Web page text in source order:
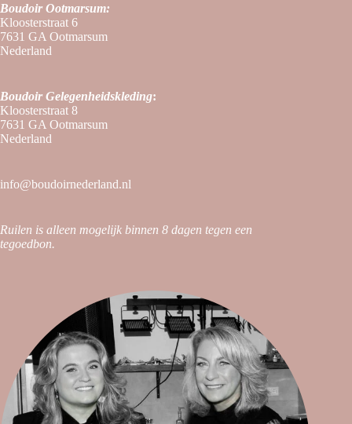
Boudoir Ootmarsum:
Kloosterstraat 6
7631 GA Ootmarsum
Nederland
Boudoir Gelegenheidskleding:
Kloosterstraat 8
7631 GA Ootmarsum
Nederland
info@boudoirnederland.nl
Ruilen is alleen mogelijk binnen 8 dagen tegen een
tegoedbon.